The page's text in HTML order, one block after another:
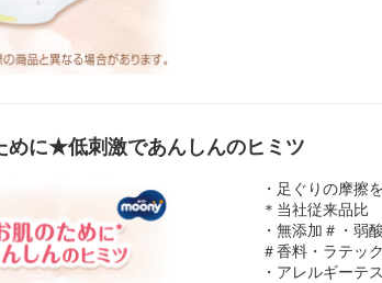
めに★低刺激であんしんのヒミツ
・足ぐりの摩擦
＊当社従来品比
・無添加＃・弱
＃香料・ラテッ
・アレルギーテ